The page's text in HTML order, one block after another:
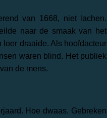
van 1668, niet lachen.
naar de smaak van het
draaide. Als hoofdacteur
waren blind. Het publiek
de mens.
Hoe dwaas. Gebreken